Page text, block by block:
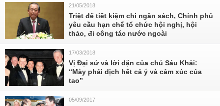
21/05/2018
Triệt để tiết kiệm chi ngân sách, Chính phủ
yêu cầu hạn chế tổ chức hội nghị, hội
thảo, đi công tác nước ngoài
17/03/2018
Vị Đại sứ và lời dặn của chú Sáu Khải:
“Mày phải dịch hết cả ý và cảm xúc của
tao”
05/09/2017